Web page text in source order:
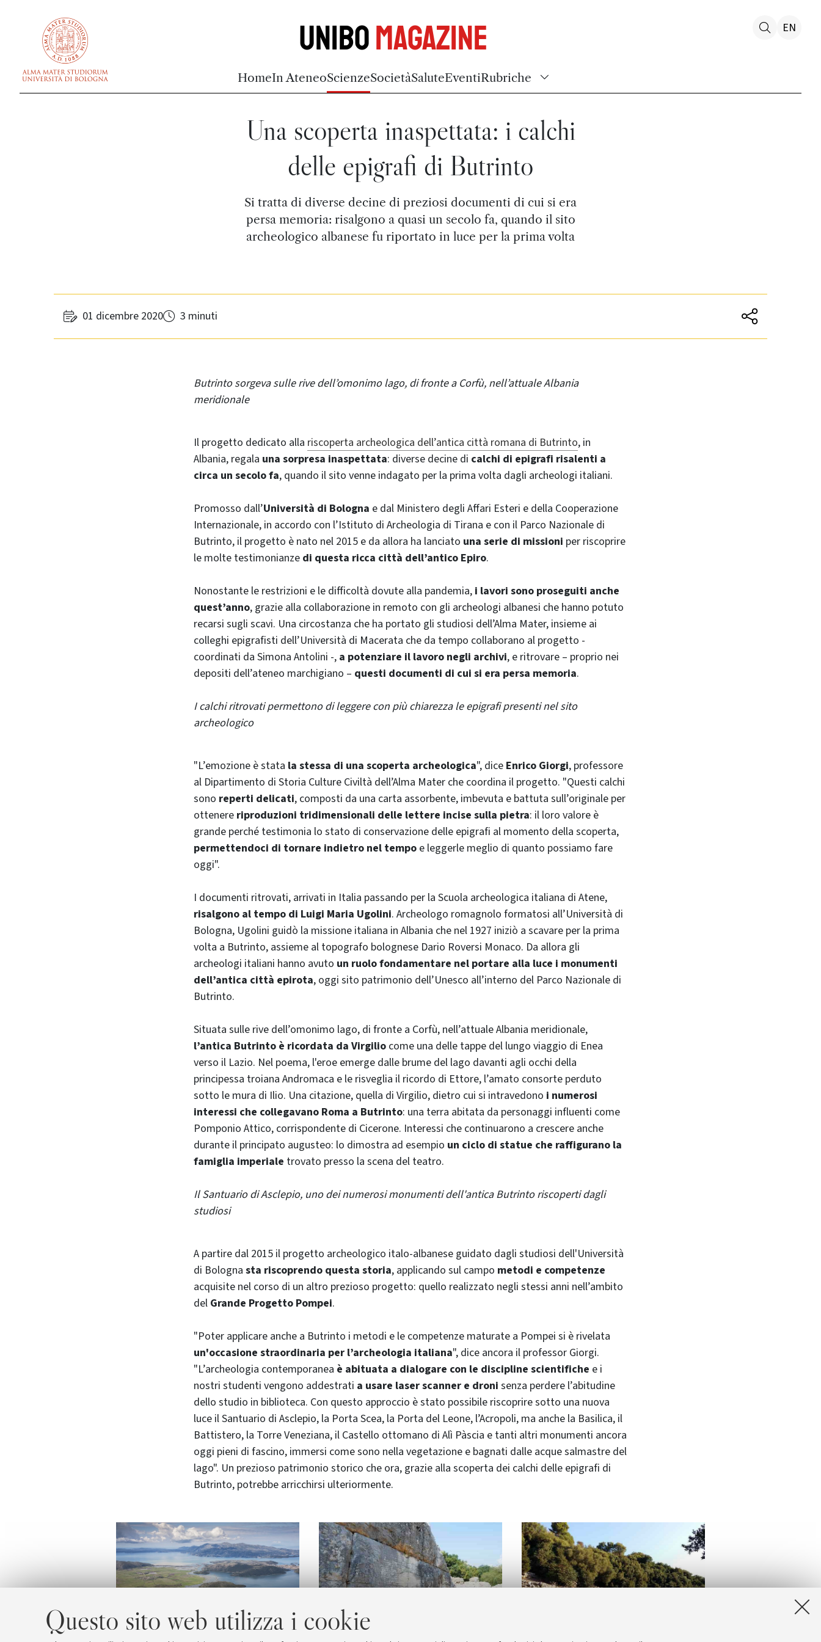
Questo sito web utilizza i cookie
UniboMagazine
HomeIn AteneoScienzeSocietàSaluteEventiRubriche
EN
Una scoperta inaspettata: i calchi
delle epigrafi di Butrinto
Si tratta di diverse decine di preziosi documenti di cui si era
persa memoria: risalgono a quasi un secolo fa, quando il sito
archeologico albanese fu riportato in luce per la prima volta
01 dicembre 2020 3 minuti
Butrinto sorgeva sulle rive dell’omonimo lago, di fronte a Corfù, nell’attuale Albania
meridionale
Il progetto dedicato alla riscoperta archeologica dell’antica città romana di Butrinto, in
Albania, regala una sorpresa inaspettata: diverse decine di calchi di epigrafi risalenti a
circa un secolo fa, quando il sito venne indagato per la prima volta dagli archeologi italiani.
Promosso dall’Università di Bologna e dal Ministero degli Affari Esteri e della Cooperazione
Internazionale, in accordo con l’Istituto di Archeologia di Tirana e con il Parco Nazionale di
Butrinto, il progetto è nato nel 2015 e da allora ha lanciato una serie di missioni per riscoprire
le molte testimonianze di questa ricca città dell’antico Epiro.
Nonostante le restrizioni e le difficoltà dovute alla pandemia, i lavori sono proseguiti anche
quest’anno, grazie alla collaborazione in remoto con gli archeologi albanesi che hanno potuto
recarsi sugli scavi. Una circostanza che ha portato gli studiosi dell’Alma Mater, insieme ai
colleghi epigrafisti dell’Università di Macerata che da tempo collaborano al progetto -
coordinati da Simona Antolini -, a potenziare il lavoro negli archivi, e ritrovare – proprio nei
depositi dell’ateneo marchigiano – questi documenti di cui si era persa memoria.
I calchi ritrovati permettono di leggere con più chiarezza le epigrafi presenti nel sito
archeologico
"L’emozione è stata la stessa di una scoperta archeologica", dice Enrico Giorgi, professore
al Dipartimento di Storia Culture Civiltà dell’Alma Mater che coordina il progetto. "Questi calchi
sono reperti delicati, composti da una carta assorbente, imbevuta e battuta sull’originale per
ottenere riproduzioni tridimensionali delle lettere incise sulla pietra: il loro valore è
grande perché testimonia lo stato di conservazione delle epigrafi al momento della scoperta,
permettendoci di tornare indietro nel tempo e leggerle meglio di quanto possiamo fare
oggi".
I documenti ritrovati, arrivati in Italia passando per la Scuola archeologica italiana di Atene,
risalgono al tempo di Luigi Maria Ugolini. Archeologo romagnolo formatosi all’Università di
Bologna, Ugolini guidò la missione italiana in Albania che nel 1927 iniziò a scavare per la prima
volta a Butrinto, assieme al topografo bolognese Dario Roversi Monaco. Da allora gli
archeologi italiani hanno avuto un ruolo fondamentare nel portare alla luce i monumenti
dell’antica città epirota, oggi sito patrimonio dell’Unesco all’interno del Parco Nazionale di
Butrinto.
Situata sulle rive dell’omonimo lago, di fronte a Corfù, nell’attuale Albania meridionale,
l’antica Butrinto è ricordata da Virgilio come una delle tappe del lungo viaggio di Enea
verso il Lazio. Nel poema, l'eroe emerge dalle brume del lago davanti agli occhi della
principessa troiana Andromaca e le risveglia il ricordo di Ettore, l’amato consorte perduto
sotto le mura di Ilio. Una citazione, quella di Virgilio, dietro cui si intravedono i numerosi
interessi che collegavano Roma a Butrinto: una terra abitata da personaggi influenti come
Pomponio Attico, corrispondente di Cicerone. Interessi che continuarono a crescere anche
durante il principato augusteo: lo dimostra ad esempio un ciclo di statue che raffigurano la
famiglia imperiale trovato presso la scena del teatro.
Il Santuario di Asclepio, uno dei numerosi monumenti dell'antica Butrinto riscoperti dagli
studiosi
A partire dal 2015 il progetto archeologico italo-albanese guidato dagli studiosi dell'Università
di Bologna sta riscoprendo questa storia, applicando sul campo metodi e competenze
acquisite nel corso di un altro prezioso progetto: quello realizzato negli stessi anni nell’ambito
del Grande Progetto Pompei.
"Poter applicare anche a Butrinto i metodi e le competenze maturate a Pompei si è rivelata
un'occasione straordinaria per l’archeologia italiana", dice ancora il professor Giorgi.
"L’archeologia contemporanea è abituata a dialogare con le discipline scientifiche e i
nostri studenti vengono addestrati a usare laser scanner e droni senza perdere l’abitudine
dello studio in biblioteca. Con questo approccio è stato possibile riscoprire sotto una nuova
luce il Santuario di Asclepio, la Porta Scea, la Porta del Leone, l’Acropoli, ma anche la Basilica, il
Battistero, la Torre Veneziana, il Castello ottomano di Alì Pàscia e tanti altri monumenti ancora
oggi pieni di fascino, immersi come sono nella vegetazione e bagnati dalle acque salmastre del
lago". Un prezioso patrimonio storico che ora, grazie alla scoperta dei calchi delle epigrafi di
Butrinto, potrebbe arricchirsi ulteriormente.